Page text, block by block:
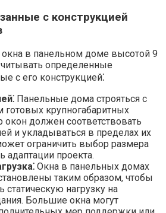
с конструкцией
в панельном доме высотой 9
определенные
с его конструкцией⁚
Панельные дома строяться с
готовых крупногабаритных
окон должен соответствовать
и укладываться в пределах их
ограничить выбор размера
адаптации проекта.​
Окна в панельных домах
таким образом, чтобы
статическую нагрузку на
Большие окна могут